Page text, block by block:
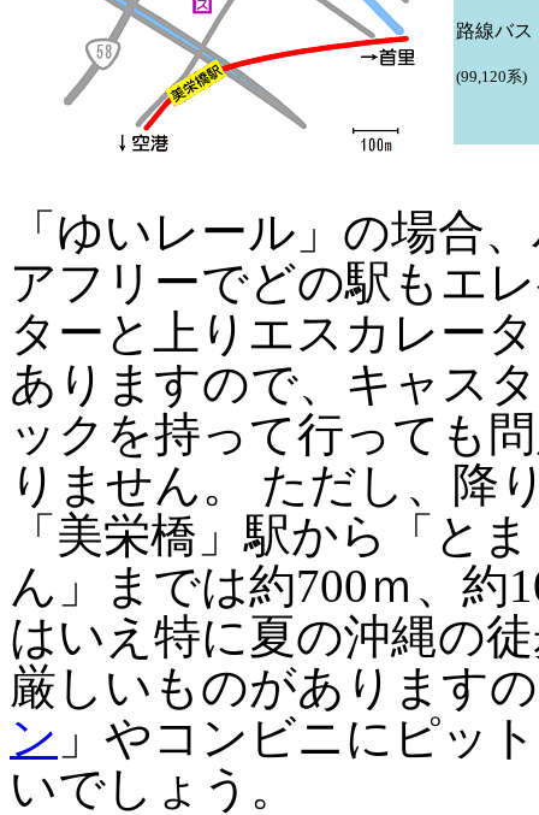
路線バス
(99,120系)
「ゆいレール」の場合
アフリーでどの駅もエ
ターと上りエスカレー
ありますので、キャス
ックを持って行っても
りません。 ただし、降
「美栄橋」駅から「と
ん」までは約700ｍ、約
はいえ特に夏の沖縄の
厳しいものがあります
ン 」やコンビニにピッ
いでしょう。